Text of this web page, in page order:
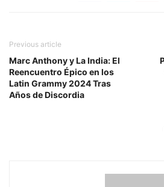
Previous article
Marc Anthony y La India: El
Reencuentro Épico en los
Latin Grammy 2024 Tras
Años de Discordia